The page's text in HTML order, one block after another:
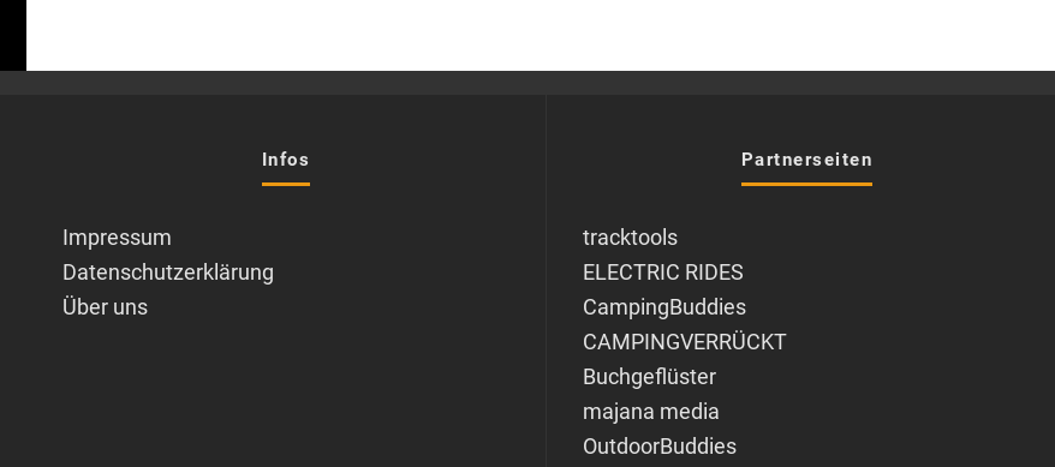
Infos
Impressum
Datenschutzerklärung
Über uns
Partnerseiten
tracktools
ELECTRIC RIDES
CampingBuddies
CAMPINGVERRÜCKT
Buchgeflüster
majana media
OutdoorBuddies